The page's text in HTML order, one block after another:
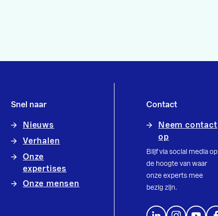
Snel naar
Nieuws
Verhalen
Onze
expertises
Onze mensen
Contact
Neem contact
op
Blijf via social media op
de hoogte van waar
onze experts mee
bezig zijn.